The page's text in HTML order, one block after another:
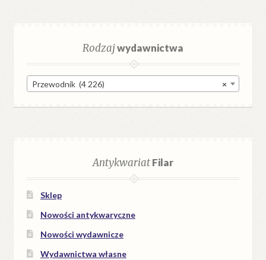
Rodzajwydawnictwa
×
Przewodnik (4 226)
AntykwariatFilar
Sklep
Nowości antykwaryczne
Nowości wydawnicze
Wydawnictwa własne